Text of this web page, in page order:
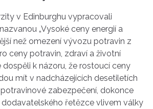
v Edinburghu vypracovali
„Vysoké ceny energií a
než omezení vývozu potravin z
ceny potravin, zdraví a životní
dospěli k názoru, že rostoucí ceny
mít v nadcházejících desetiletích
zabezpečení, dokonce
dodavatelského řetězce vlivem války